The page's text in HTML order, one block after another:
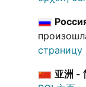
страницу
亚洲 -